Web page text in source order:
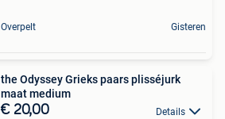
Overpelt Gisteren
the Odyssey Grieks paars plisséjurk
maat medium
€ 20,00 Details